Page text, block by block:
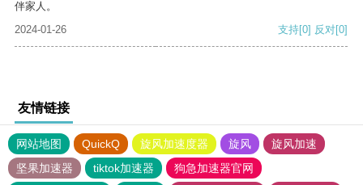
伴家人。
2024-01-26
支持[0] 反对[0]
友情链接
网站地图 QuickQ 旋风加速度器 旋风
旋风加速
坚果加速器
tiktok加速器
狗急加速器官网